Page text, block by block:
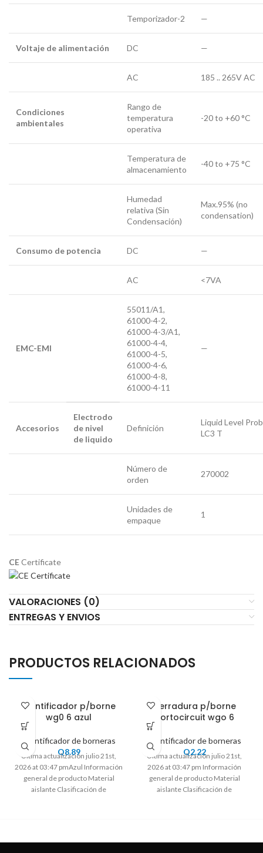
Temporizador-2 —
Voltaje de alimentación DC —
AC 185 .. 265V AC
Condiciones
ambientales
Rango de
temperatura
operativa
-20 to +60 °C
Temperatura de
almacenamiento
-40 to +75 °C
Humedad
relativa (Sin
Condensación)
Max.95% (no
condensation)
Consumo de potencia DC —
AC <7VA
EMC-EMI
55011/A1,
61000-4-2,
61000-4-3/A1,
61000-4-4,
61000-4-5,
61000-4-6,
61000-4-8,
61000-4-11
—
Accesorios
Electrodo
de nivel
de liquido
Definición
Liquid Level
LC3 T
Número de
orden
270002
Unidades de
empaque
1
CECertificate
VALORACIONES (0)
ENTREGAS Y ENVIOS
PRODUCTOS RELACIONADOS
Identificador p/borne
wg0 6 azul
Identificador de borneras
Q8.89
Ultima actualización julio 21st,
2026 at 03:47 pmAzul Información
general de producto Material
aislante Clasificación de
Cerradura p/borne
cortocircuit wgo 6
Identificador de borneras
Q2.22
Ultima actualización julio 21st,
2026 at 03:47 pm Información
general de producto Material
aislante Clasificación de